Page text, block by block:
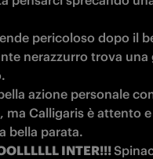
pericoloso dopo il
nerazzurro trova una
azione personale
Calligaris è attento
bella parata.
INTER!!!